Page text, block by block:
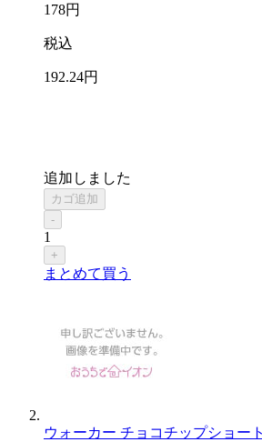
178円
税込
192.24円
追加しました
カゴ追加
-
1
+
まとめて買う
ウォーカー チョコチップショー